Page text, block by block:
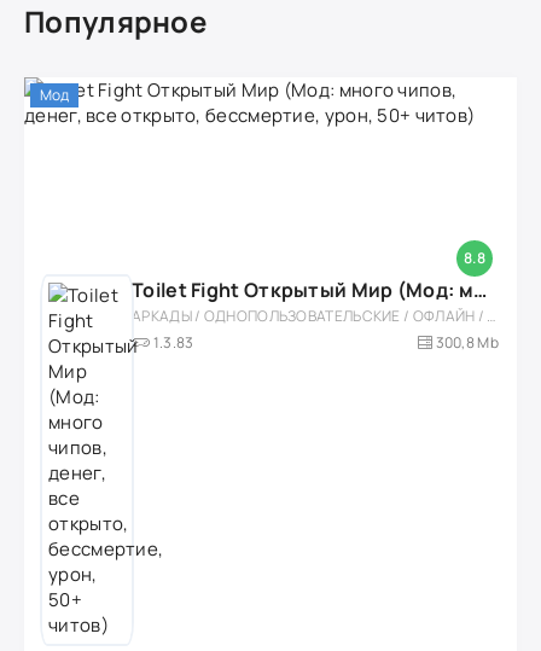
Популярное
8.8
Мод
Toilet Fight Открытый Мир (Мод: много чипов, денег, все открыто, бессмертие, урон, 50+ читов)
АРКАДЫ / ОДНОПОЛЬЗОВАТЕЛЬСКИЕ / ОФЛАЙН / МОД / РОЛЕВЫЕ / ШУТЕРЫ / ОТКРЫТЫЙ МИР / ВСТРОЕННЫЙ КЕШ / 3D / ЭКШЕНЫ / ТУАЛЕТНЫЕ ВОЙНЫ / ДЛЯ ДЕТЕЙ
1.3.83
300,8 Mb